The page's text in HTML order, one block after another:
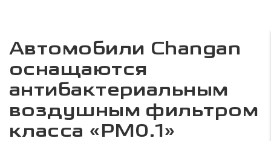
Автомобили Changan
оснащаются
антибактериальным
воздушным фильтром
класса «PM0.1»